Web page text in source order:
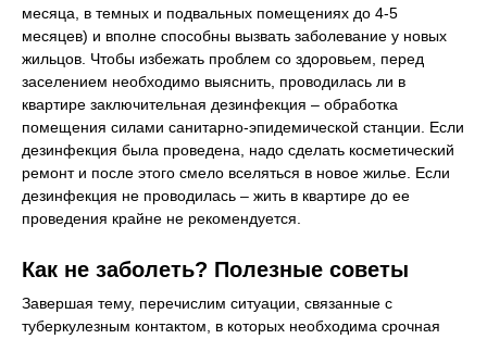
месяца, в темных и подвальных помещениях до 4-5
месяцев) и вполне способны вызвать заболевание у новых
жильцов. Чтобы избежать проблем со здоровьем, перед
заселением необходимо выяснить, проводилась ли в
квартире заключительная дезинфекция – обработка
помещения силами санитарно-эпидемической станции. Если
дезинфекция была проведена, надо сделать косметический
ремонт и после этого смело вселяться в новое жилье. Если
дезинфекция не проводилась – жить в квартире до ее
проведения крайне не рекомендуется.
Как не заболеть? Полезные советы
Завершая тему, перечислим ситуации, связанные с
туберкулезным контактом, в которых необходима срочная